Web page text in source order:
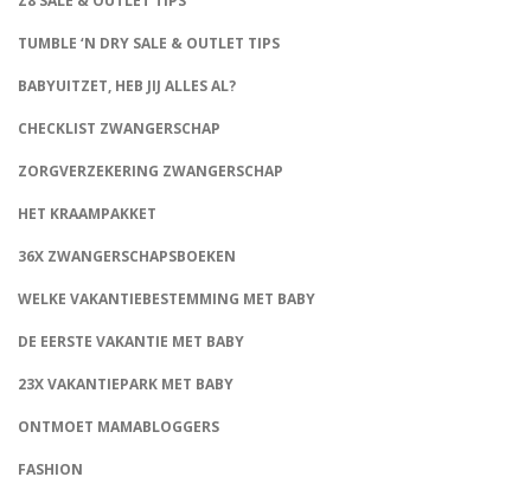
TUMBLE ‘N DRY SALE & OUTLET TIPS
BABYUITZET, HEB JIJ ALLES AL?
CHECKLIST ZWANGERSCHAP
ZORGVERZEKERING ZWANGERSCHAP
HET KRAAMPAKKET
36X ZWANGERSCHAPSBOEKEN
WELKE VAKANTIEBESTEMMING MET BABY
DE EERSTE VAKANTIE MET BABY
23X VAKANTIEPARK MET BABY
ONTMOET MAMABLOGGERS
FASHION